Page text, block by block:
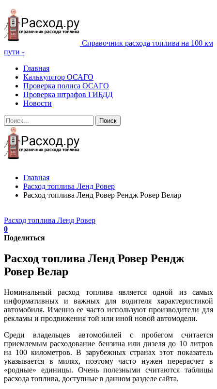
Справочник расхода топлива на 100 км
пути -
Главная
Калькулятор ОСАГО
Проверка полиса ОСАГО
Проверка штрафов ГИБДД
Новости
Главная
Расход топлива Ленд Ровер
Расход топлива Ленд Ровер Рендж Ровер Велар
Расход топлива Ленд Ровер
0
Поделиться
Расход топлива Ленд Ровер Рендж
Ровер Велар
Номинальный расход топлива является одной из самых
информативных и важных для водителя характеристикой
автомобиля. Именно ее часто используют производители для
рекламы и продвижения той или иной новой автомодели.
Среди владельцев автомобилей с пробегом считается
приемлемым расходование бензина или дизеля до 10 литров
на 100 километров. В зарубежных странах этот показатель
указывается в милях, поэтому часто нужен перерасчет в
«родные» единицы. Очень полезными считаются таблицы
расхода топлива, доступные в данном разделе сайта.